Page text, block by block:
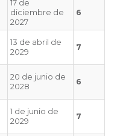
17 de
diciembre de
2027
6
13 de abril de
2029
7
20 de junio de
2028
6
1 de junio de
2029
7